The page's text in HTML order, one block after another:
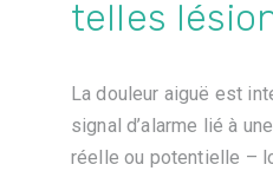
telles
La douleur aiguë est
signal d’alarme lié à
réelle ou potentielle –